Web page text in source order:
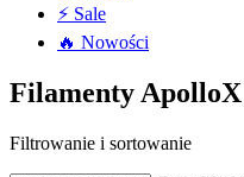
⚡ Sale
🔥 Nowości
Filamenty
Filtrowanie i sortowanie